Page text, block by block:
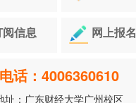
阅信息 网上报名
电话：4006360610
址：广东财经大学广州校区